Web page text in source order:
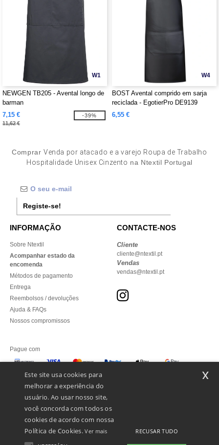
W1
NEWGEN TB205 - Avental longo de
barman
7,15 €
11,62 €
-39%
W4
BOST Avental comprido em sarja
reciclada - EgotierPro DE9139
6,55 €
ComprarVenda por atacado e a varejo Roupa de Trabalho
Hospitalidade Unisex Cinzento na Ntextil Portugal
Registe-se!
INFORMAÇÃO
Sobre Ntextil
Acompanhar estado da
encomenda
Métodos de pagamento
Entrega
Reembolsos / devoluções
Ajuda & FAQs
Nossos compromissos
CONTACTE-NOS
Cliente
cliente@ntextil.pt
Vendas
vendas@ntextil.pt
Pague com
Enviamos com
Este site usa cookies para
melhorar a experiência do
usuário. Ao usar nosso site,
você concorda com todos os
cookies de acordo com nossa
Política de Cookies.Ver mais RECUSAR TUDO
x